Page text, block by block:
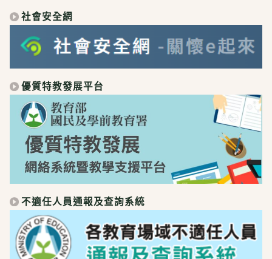
社會安全網
優質特教發展平台
不適任人員通報及查詢系統